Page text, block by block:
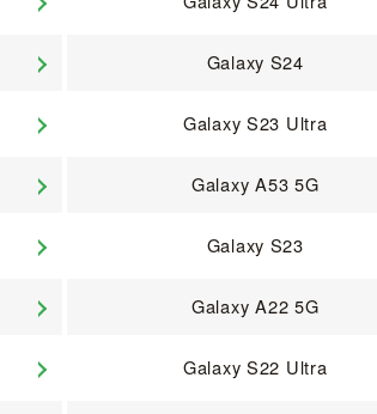
Galaxy S24
Galaxy S23 Ultra
Galaxy A53 5G
Galaxy S23
Galaxy A22 5G
Galaxy S22 Ultra